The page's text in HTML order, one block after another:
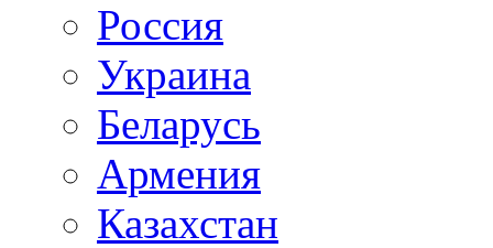
Россия
Украина
Беларусь
Армения
Казахстан